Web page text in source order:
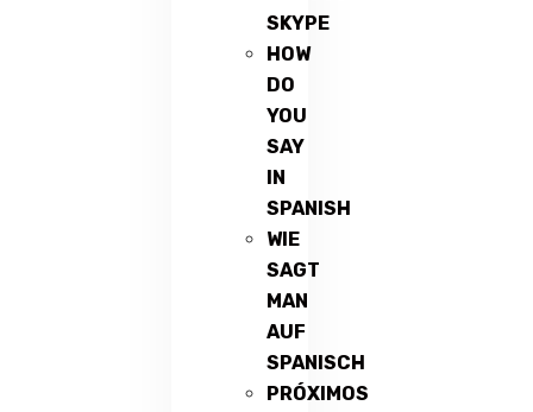
SKYPE
HOW
DO
YOU
SAY
IN
SPANISH
WIE
SAGT
MAN
AUF
SPANISCH
PRÓXIMOS